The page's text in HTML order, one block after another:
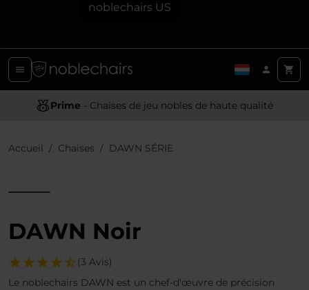
noblechairs US
Prime - Chaises de jeu nobles de haute qualité
Accueil Chaises DAWN SÉRIE
DAWN Noir
(3 Avis)
Le noblechairs DAWN est un chef-d'œuvre de précision